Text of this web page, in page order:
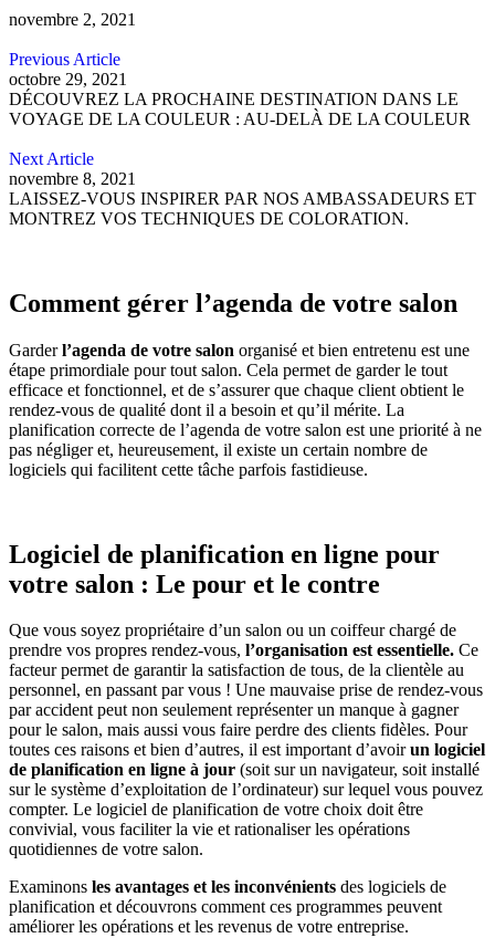
novembre 2, 2021
Previous Article
octobre 29, 2021
DÉCOUVREZ LA PROCHAINE DESTINATION DANS LE
VOYAGE DE LA COULEUR : AU-DELÀ DE LA COULEUR
Next Article
novembre 8, 2021
LAISSEZ-VOUS INSPIRER PAR NOS AMBASSADEURS ET
MONTREZ VOS TECHNIQUES DE COLORATION.
Comment gérer l’agenda de votre salon
Garderl’agenda de votre salon organisé et bien entretenu est une
étape primordiale pour tout salon. Cela permet de garder le tout
efficace et fonctionnel, et de s’assurer que chaque client obtient le
rendez-vous de qualité dont il a besoin et qu’il mérite. La
planification correcte de l’agenda de votre salon est une priorité à ne
pas négliger et, heureusement, il existe un certain nombre de
logiciels qui facilitent cette tâche parfois fastidieuse.
Logiciel de planification en ligne pour
votre salon : Le pour et le contre
Que vous soyez propriétaire d’un salon ou un coiffeur chargé de
prendre vos propres rendez-vous, l’organisation est essentielle. Ce
facteur permet de garantir la satisfaction de tous, de la clientèle au
personnel, en passant par vous ! Une mauvaise prise de rendez-vous
par accident peut non seulement représenter un manque à gagner
pour le salon, mais aussi vous faire perdre des clients fidèles. Pour
toutes ces raisons et bien d’autres, il est important d’avoirun logiciel
de planification en ligne à jour (soit sur un navigateur, soit installé
sur le système d’exploitation de l’ordinateur) sur lequel vous pouvez
compter. Le logiciel de planification de votre choix doit être
convivial, vous faciliter la vie et rationaliser les opérations
quotidiennes de votre salon.
Examinons les avantages et les inconvénients des logiciels de
planification et découvrons comment ces programmes peuvent
améliorer les opérations et les revenus de votre entreprise.